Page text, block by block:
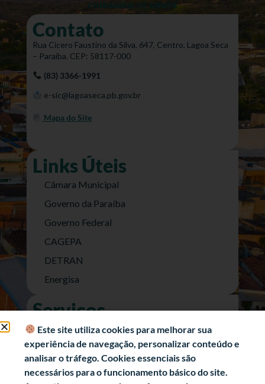
Contato
Rua Cícero Faustino da Silva, 647, Centro, Lagoa Seca
– Paraíba. CEP: 58117-000
(83) 3366-1991
e-sic@lagoaseca.pb.gov.br
Mapa do Site
Links Úteis
Câmara Municipal
Governo da Paraíba
Governo Federal
CAGEPA
DETRAN
Energisa
Serviços
Nota Fiscal Eletrônica
e-SIC (Acesso a Informação)
Transparência Fiscal
Este site utiliza cookies para melhorar sua
experiência de navegação, personalizar conteúdo e
analisar o tráfego. Cookies essenciais são
necessários para o funcionamento básico do site.